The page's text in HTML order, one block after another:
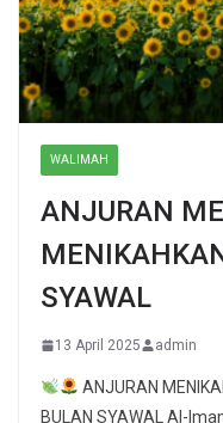
WALIMAH
ANJURAN
SYAWAL
13 April 2025 admin
ANJURAN
BULAN SYAWAL Al-